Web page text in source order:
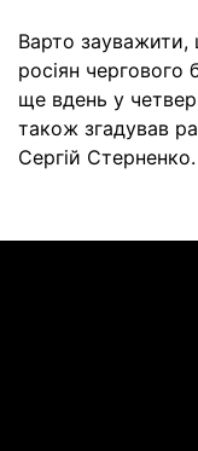
Варто зауважити,
росіян чергового
ще вдень у
також згадував
Сергій Стерненко.